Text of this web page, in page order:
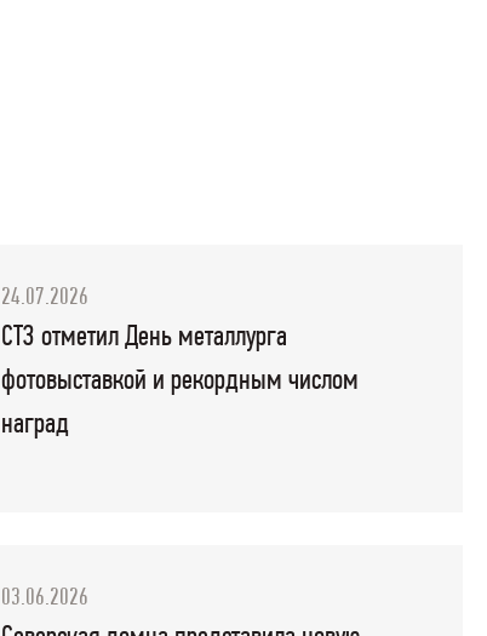
24.07.2026
СТЗ отметил День металлурга
фотовыставкой и рекордным числом
наград
03.06.2026